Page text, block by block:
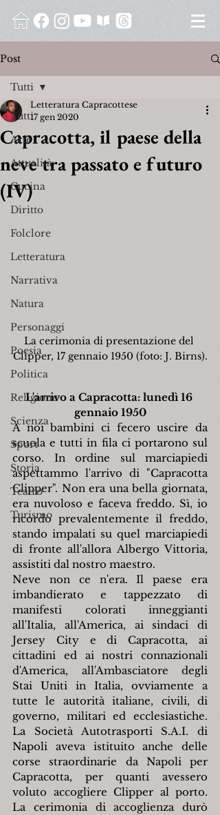
Post
Tutti
Arte
Attualità
Cucina
Diritto
Folclore
Letteratura
Narrativa
Natura
Personaggi
Poesia
Politica
Religione
Scienza
Sport
Storia
Teatro
Turismo
Tutti
Capracotta, il paese della
neve tra passato e futuro
(IV)
Letteratura Capracottese
17 gen 2020
La cerimonia di presentazione del
Clipper, 17 gennaio 1950 (foto: J. Birns).
L'arrivo a Capracotta: lunedì 16
gennaio 1950
A noi bambini ci fecero uscire da
scuola e tutti in fila ci portarono sul
corso. In ordine sul marciapiedi
aspettammo l'arrivo di "Capracotta
Clipper". Non era una bella giornata,
era nuvoloso e faceva freddo. Sì, io
ricordo prevalentemente il freddo,
stando impalati su quel marciapiedi
di fronte all'allora Albergo Vittoria,
assistiti dal nostro maestro.
Neve non ce n'era. Il paese era
imbandierato e tappezzato di
manifesti colorati inneggianti
all'Italia, all'America, ai sindaci di
Jersey City e di Capracotta, ai
cittadini ed ai nostri connazionali
d'America, all'Ambasciatore degli
Stai Uniti in Italia, ovviamente a
tutte le autorità italiane, civili, di
governo, militari ed ecclesiastiche.
La Società Autotrasporti S.A.I. di
Napoli aveva istituito anche delle
corse straordinarie da Napoli per
Capracotta, per quanti avessero
voluto accogliere Clipper al porto.
La cerimonia di accoglienza durò